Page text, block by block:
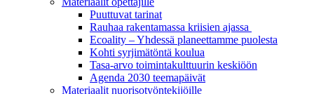
Puuttuvat tarinat
Rauhaa rakentamassa kriisien ajassa
Ecoality – Yhdessä planeettamme puolesta
Kohti syrjimä­töntä koulua
Tasa-arvo toiminta­kulttuurin keskiöön
Agenda 2030 teemapäivät
Materiaalit nuorisotyöntekijöille